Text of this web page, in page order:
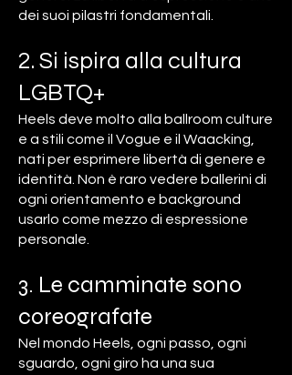
dei suoi pilastri fondamentali.
2. Si ispira alla cultura
LGBTQ+
Heels deve molto alla ballroom culture
e a stili come il Vogue e il Waacking,
nati per esprimere libertà di genere e
identità. Non è raro vedere ballerini di
ogni orientamento e background
usarlo come mezzo di espressione
personale.
3. Le camminate sono
coreografate
Nel mondo Heels, ogni passo, ogni
sguardo, ogni giro ha una sua